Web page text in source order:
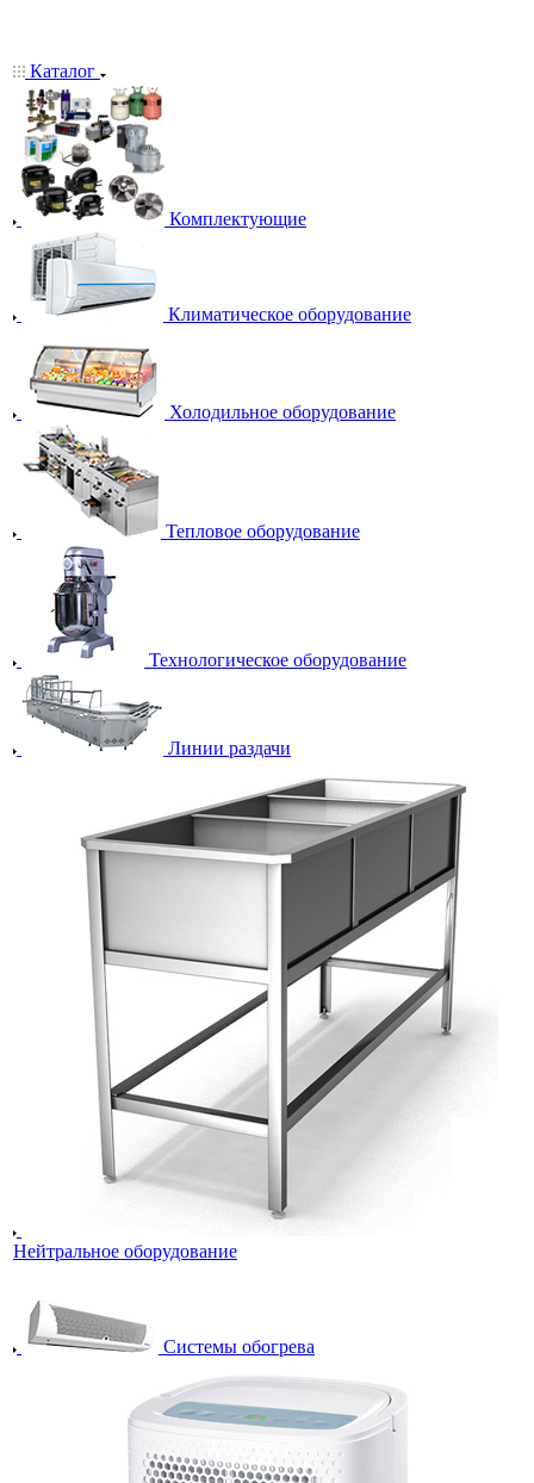
Каталог
Комплектующие
Климатическое оборудование
Холодильное оборудование
Тепловое оборудование
Технологическое оборудование
Линии раздачи
Нейтральное оборудование
Системы обогрева